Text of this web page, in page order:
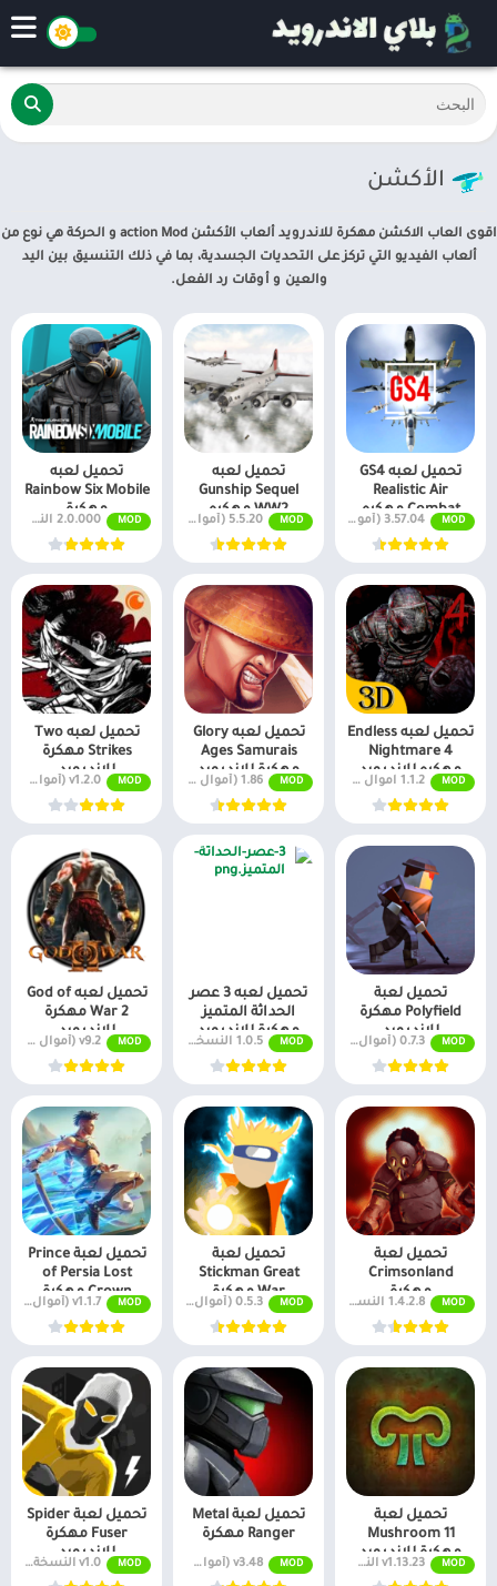
الأكشن
اقوى العاب الاكشن مهكرة للاندرويد ألعاب الأكشن action Mod و الحركة هي نوع من
ألعاب الفيديو التي تركز على التحديات الجسدية، بما في ذلك التنسيق بين اليد
والعين و أوقات رد الفعل.
تحميل لعبه GS4
Realistic Air
Combat مهكره
للاندرويد MOD 3.57.04 (أموال لا نهائية + جميع المستويات)
تحميل لعبه
Gunship Sequel
WW2 مهكره
للاندرويد MOD 5.5.20 (أموال لا نهائية + جميع المستويات)
تحميل لعبه
Rainbow Six Mobile
مهكرة
MOD 2.0.000 النسخة المدفوعة مجانًا
تحميل لعبه Endless
Nightmare 4
مهكره للاندرويد
MOD 1.1.2 اموال غير محدودة
تحميل لعبه Glory
Ages Samurais
مهكرة للاندرويد
MOD 1.86 (أموال لا نهائية + جميع المستويات)
تحميل لعبه Two
Strikes مهكرة
للاندرويد
MOD v1.2.0 (أموال لا نهائية + جميع المستويات)
تحميل لعبة
Polyfield مهكرة
للاندرويد
MOD 0.7.3 (أموال لا نهائية + جميع المستويات)
تحميل لعبه 3 عصر
الحداثة المتميز
مهكرة للاندرويد
MOD 1.0.5 النسخة مدفوعة
تحميل لعبه God of
War 2 مهكرة
للاندرويد
MOD v9.2 (أموال لا نهائية + جميع المستويات)
تحميل لعبة
Crimsonland
مهكرة
MOD 1.4.2.8 النسخة المدفوعة مجانًا
تحميل لعبة
Stickman Great
War مهكرة
للأندرويد MOD 0.5.3 (أموال لا نهائية + جميع المستويات)
تحميل لعبة Prince
of Persia Lost
Crown مهكرة
للاندرويد MOD v1.1.7 (أموال لا نهائية + جميع المستويات)
تحميل لعبة
Mushroom 11
مهكرة للاندرويد
MOD v1.13.23 النسخة المدفوعة مجانًا
تحميل لعبة Metal
Ranger مهكرة
MOD v3.48 (أموال لا نهائية + جميع المستويات)
تحميل لعبة Spider
Fuser مهكرة
للاندرويد
MOD v1.0 النسخة المدفوعة مجانًا